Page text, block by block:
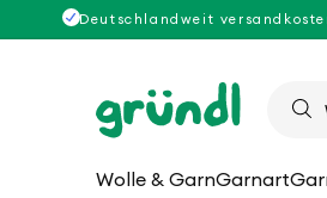
Direkt
zum
Deutschlandweit
Wolle & GarnGarnart